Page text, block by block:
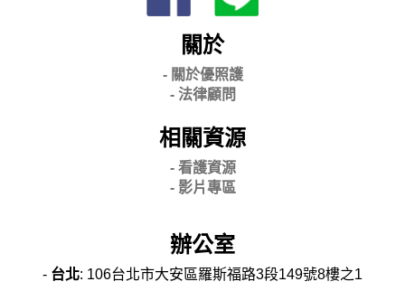
關於
- 關於優照護
- 法律顧問
相關資源
- 看護資源
- 影片專區
辦公室
- 台北: 106台北市大安區羅斯福路3段149號8樓之1